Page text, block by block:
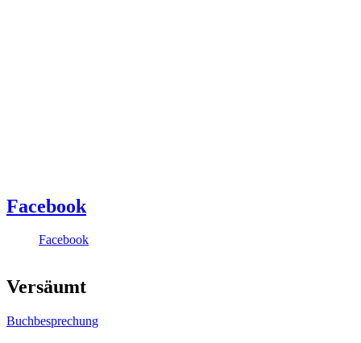
Facebook
Facebook
Versäumt
Buchbesprechung